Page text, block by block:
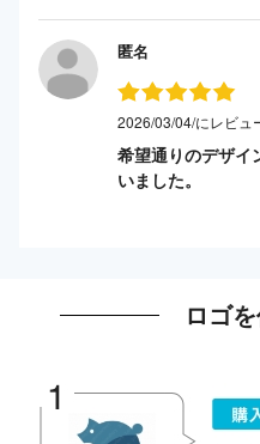
匿名
2026/03/04/にレビュ
希望通りのデザイ
いました。
ロゴ